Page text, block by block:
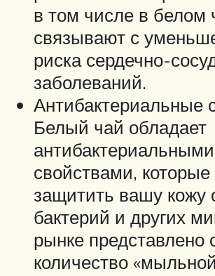
в том числе в белом
связывают с
риска сердечно-
заболеваний.
Антибактериальные
Белый чай обладает
антибактериальными
свойствами,
защитить вашу кожу
бактерий и других
рынке представлено
количество